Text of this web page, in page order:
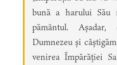
bună a harului
pământul.
Dumnezeu și
venirea Împărăției